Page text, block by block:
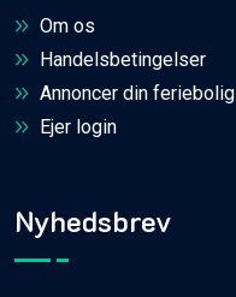
Om os
Handelsbetingelser
Annoncer din feriebolig
Ejer login
Nyhedsbrev